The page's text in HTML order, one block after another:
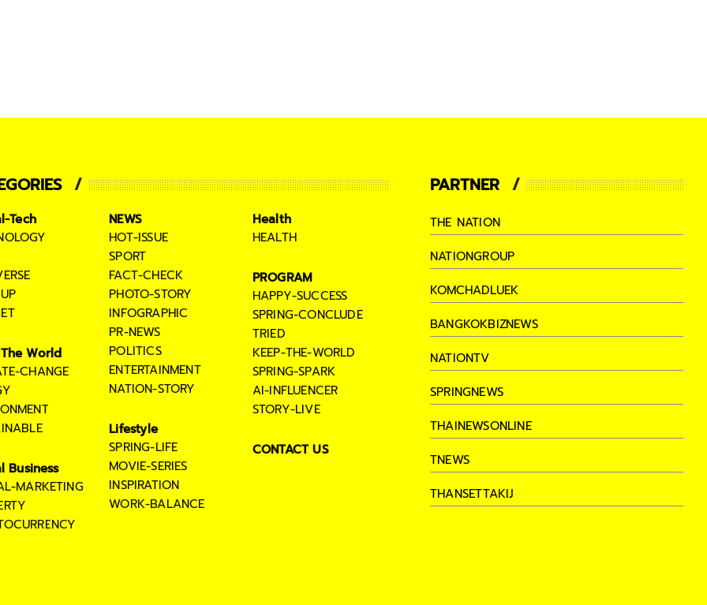
Tech
World
CHANGE
Business
MARKETING
NEWS
HOT-ISSUE
SPORT
FACT-CHECK
PHOTO-STORY
INFOGRAPHIC
PR-NEWS
POLITICS
ENTERTAINMENT
NATION-STORY
Lifestyle
SPRING-LIFE
MOVIE-SERIES
INSPIRATION
WORK-BALANCE
Health
HEALTH
PROGRAM
HAPPY-SUCCESS
SPRING-CONCLUDE
TRIED
KEEP-THE-WORLD
SPRING-SPARK
AI-INFLUENCER
STORY-LIVE
CONTACT US
PARTNER
THE NATION
NATIONGROUP
KOMCHADLUEK
BANGKOKBIZNEWS
NATIONTV
SPRINGNEWS
THAINEWSONLINE
TNEWS
THANSETTAKIJ